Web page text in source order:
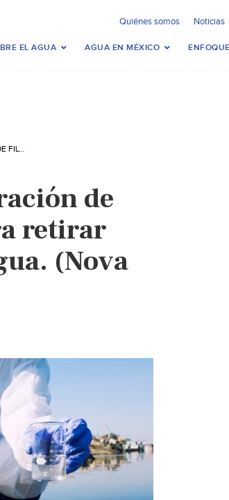
Quiénes somos Noticias
EL AGUA AGUA EN MÉXICO
MUNDO – NUEVA GENERACIÓN DE FILTROS CERÁMICOS PARA RETIRAR MICROPLÁSTICOS DEL AGUA. (NOVA CIENCIA)
de
retirar
(Nova